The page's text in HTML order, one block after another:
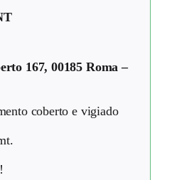
167, 00185 Roma –
coberto e vigiado